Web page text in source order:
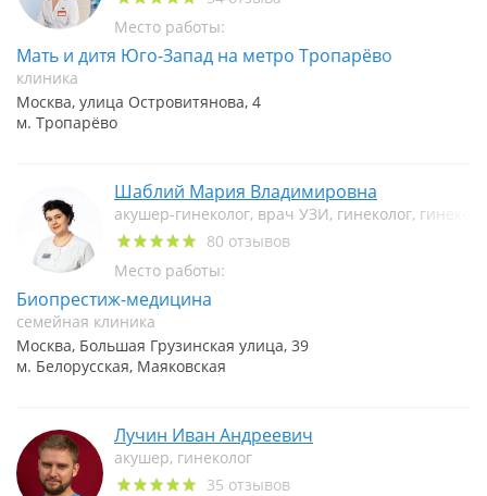
Место работы:
Мать и дитя Юго-Запад на метро Тропарёво
клиника
Москва, улица Островитянова, 4
м. Тропарёво
Шаблий Мария Владимировна
акушер-гинеколог, врач УЗИ, гинеколог,
80 отзывов
Место работы:
Биопрестиж-медицина
семейная клиника
Москва, Большая Грузинская улица, 39
м. Белорусская, Маяковская
Лучин Иван Андреевич
акушер, гинеколог
35 отзывов